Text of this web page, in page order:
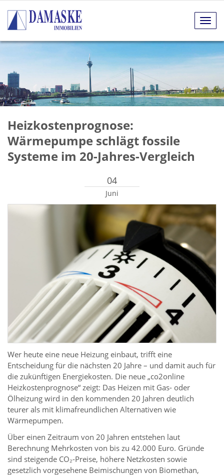
Heizkostenprognose:
Wärmepumpe schlägt fossile
Systeme im 20-Jahres-Vergleich
04
Juni
Wer heute eine neue Heizung einbaut, trifft eine
Entscheidung für die nächsten 20 Jahre – und damit auch für
die zukünftigen Energiekosten. Die neue „co2online
Heizkostenprognose“ zeigt: Das Heizen mit Gas- oder
Ölheizung wird in den kommenden 20 Jahren deutlich
teurer als mit klimafreundlichen Alternativen wie
Wärmepumpen.
Über einen Zeitraum von 20 Jahren entstehen laut
Berechnung Mehrkosten von bis zu 42.000 Euro. Gründe
sind steigende CO₂-Preise, höhere Netzkosten sowie
gesetzlich vorgesehene Beimischungen von Biomethan,